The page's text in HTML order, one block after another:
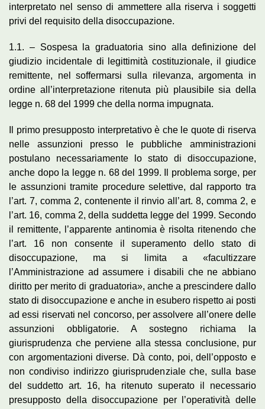
interpretato nel senso di ammettere alla riserva i soggetti
privi del requisito della disoccupazione.
1.1. – Sospesa la graduatoria sino alla definizione del
giudizio incidentale di legittimità costituzionale, il giudice
remittente, nel soffermarsi sulla rilevanza, argomenta in
ordine all’interpretazione ritenuta più plausibile sia della
legge n. 68 del 1999 che della norma impugnata.
Il primo presupposto interpretativo è che le quote di riserva
nelle assunzioni presso le pubbliche amministrazioni
postulano necessariamente lo stato di disoccupazione,
anche dopo la legge n. 68 del 1999. Il problema sorge, per
le assunzioni tramite procedure selettive, dal rapporto tra
l’art. 7, comma 2, contenente il rinvio all’art. 8, comma 2, e
l’art. 16, comma 2, della suddetta legge del 1999. Secondo
il remittente, l’apparente antinomia è risolta ritenendo che
l’art. 16 non consente il superamento dello stato di
disoccupazione, ma si limita a «facultizzare
l’Amministrazione ad assumere i disabili che ne abbiano
diritto per merito di graduatoria», anche a prescindere dallo
stato di disoccupazione e anche in esubero rispetto ai posti
ad essi riservati nel concorso, per assolvere all’onere delle
assunzioni obbligatorie. A sostegno richiama la
giurisprudenza che perviene alla stessa conclusione, pur
con argomentazioni diverse. Dà conto, poi, dell’opposto e
non condiviso indirizzo giurisprudenziale che, sulla base
del suddetto art. 16, ha ritenuto superato il necessario
presupposto della disoccupazione per l’operatività delle